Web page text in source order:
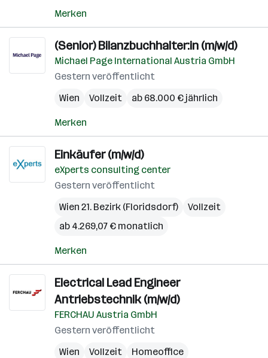
Merken
(Senior) Bilanzbuchhalter:in (m/w/d)
Michael Page International Austria GmbH
Gestern veröffentlicht
Wien
Vollzeit ab 68.000 € jährlich
Merken
Einkäufer (m/w/d)
eXperts consulting center
Gestern veröffentlicht
Wien 21. Bezirk (Floridsdorf)
Vollzeit
ab 4.269,07 € monatlich
Merken
Electrical Lead Engineer
Antriebstechnik (m/w/d)
FERCHAU Austria GmbH
Gestern veröffentlicht
Wien
Vollzeit
Homeoffice